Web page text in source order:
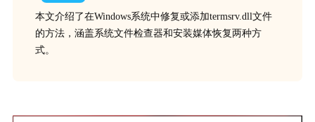
本文介绍了在Windows系统中修复或添加termsrv.dll文件
的方法，涵盖系统文件检查器和安装媒体恢复两种方
式。